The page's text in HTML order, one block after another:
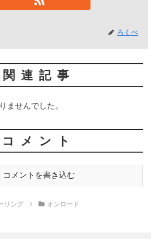
ろくべ
関連記事
ませんでした。
コメント
コメントを書き込む
リング オンロード